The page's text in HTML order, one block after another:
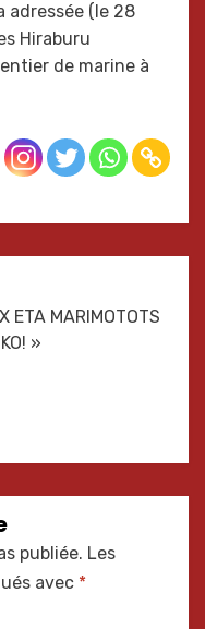
adressée (le 28
Hiraburu
de marine à
ETA MARIMOTOTS
»
publiée. Les
avec *